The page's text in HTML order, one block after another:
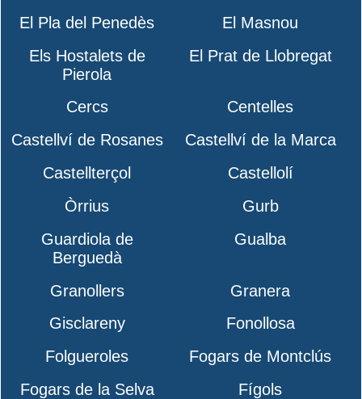
El Pla del Penedès
El Masnou
Els Hostalets de
Pierola
El Prat de Llobregat
Cercs
Centelles
Castellví de Rosanes
Castellví de la Marca
Castellterçol
Castellolí
Òrrius
Gurb
Guardiola de
Berguedà
Gualba
Granollers
Granera
Gisclareny
Fonollosa
Folgueroles
Fogars de Montclús
Fogars de la Selva
Fígols